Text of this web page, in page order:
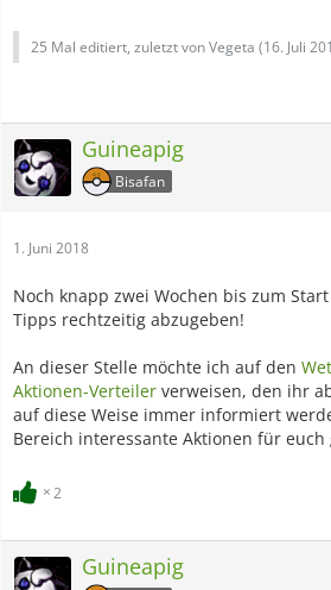
25 Mal editiert, zuletzt von Vegeta (16. Juli
Guineapig
Bisafan
1. Juni 2018
Noch knapp zwei Wochen bis zum
Tipps rechtzeitig abzugeben!
An dieser Stelle möchte ich auf den
Aktionen-Verteiler verweisen, den ihr
auf diese Weise immer informiert
Bereich interessante Aktionen für euch
2
Guineapig